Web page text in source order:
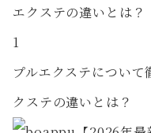
1
プルエクステについ
クステの違いとは？